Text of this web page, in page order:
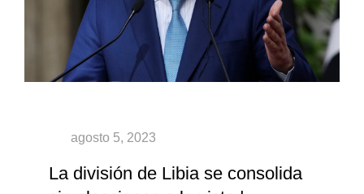
La división de Libia se consolida